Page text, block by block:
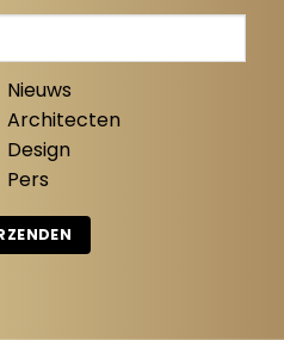
Nieuws
Architecten
Design
Pers